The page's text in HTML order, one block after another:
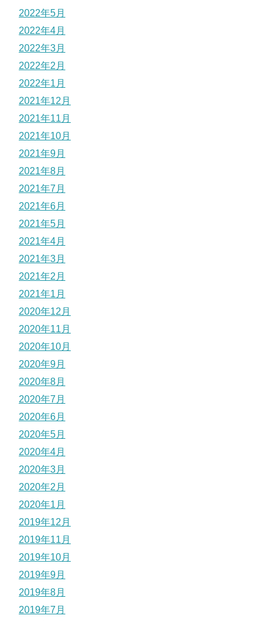
2022年5月
2022年4月
2022年3月
2022年2月
2022年1月
2021年12月
2021年11月
2021年10月
2021年9月
2021年8月
2021年7月
2021年6月
2021年5月
2021年4月
2021年3月
2021年2月
2021年1月
2020年12月
2020年11月
2020年10月
2020年9月
2020年8月
2020年7月
2020年6月
2020年5月
2020年4月
2020年3月
2020年2月
2020年1月
2019年12月
2019年11月
2019年10月
2019年9月
2019年8月
2019年7月